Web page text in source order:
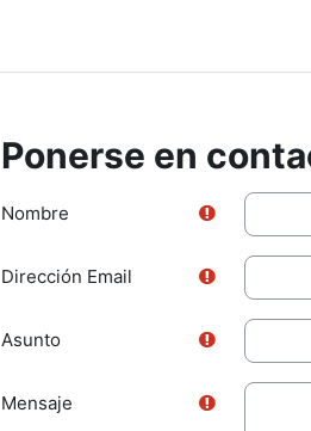
Ponerse en
Nombre
Dirección Email
Asunto
Mensaje